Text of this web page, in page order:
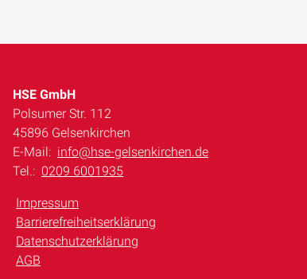
HSE GmbH
Polsumer Str. 112
45896 Gelsenkirchen
E-Mail: info@hse-gelsenkirchen.de
Tel.: 0209 6001935
Impressum
Barrierefreiheitserklärung
Datenschutzerklärung
AGB